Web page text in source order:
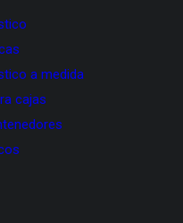
a medida
cajas